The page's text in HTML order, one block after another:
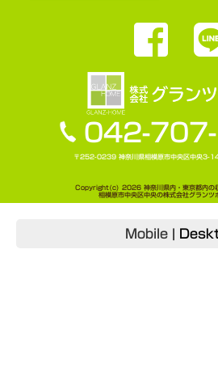
042-
〒252-0239 神奈川県相模原市中央区中央3-
Copyright(c) 2026 神奈川県内・東京都内の
相模原市中央区中央の株式会社グランツ
Mobile